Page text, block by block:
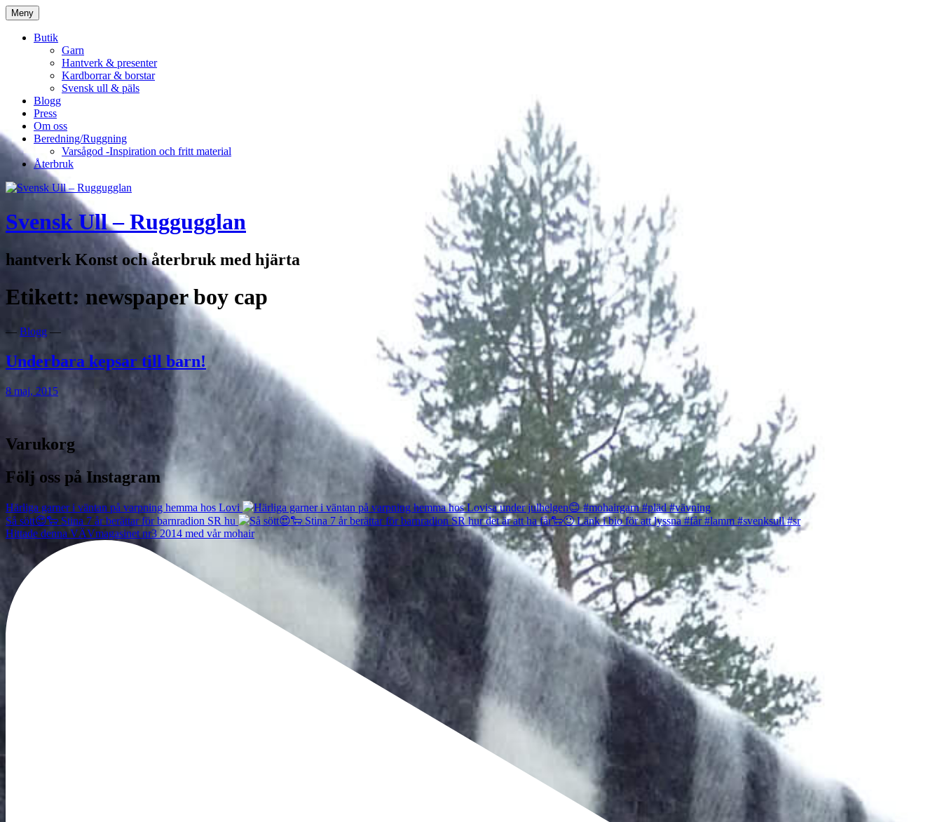
Hoppa
till
innehåll
Meny
Butik
Garn
Hantverk & presenter
Kardborrar & borstar
Svensk ull & päls
Blogg
Press
Om oss
Beredning/Ruggning
Varsågod -Inspiration och fritt material
Återbruk
Svensk Ull – Ruggugglan
hantverk Konst och återbruk med hjärta
Etikett: newspaper boy cap
— Blogg —
Underbara kepsar till barn!
8 maj, 2015
Varukorg
Följ oss på Instagram
Härliga garner i väntan på varpning hemma hos Lovi
Så sött😍🐑 Stina 7 år berättar för barnradion SR hu
Hittade denna VÄVmagasinet nr3 2014 med vår mohair